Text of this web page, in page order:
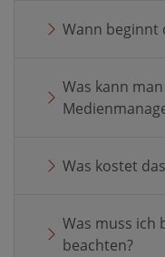
Wann beginnt
Was kann
Was kostet
Was muss ich
beachten?